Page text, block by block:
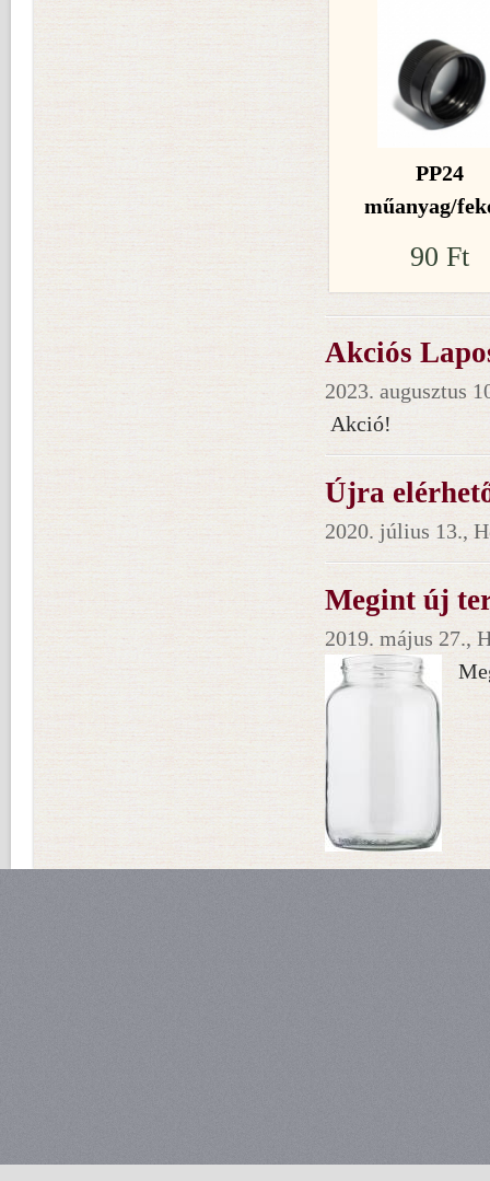
PP24
műanyag/
90 Ft
Akciós
2023. augusztus
Akció!
Újra
2020. július 13.,
Megint új
2019. május 27.,